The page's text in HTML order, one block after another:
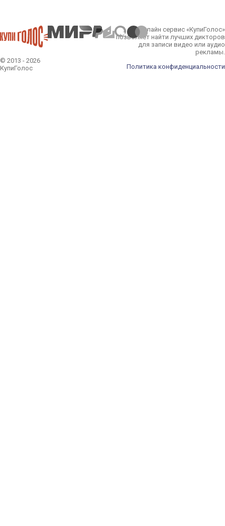
© 2013 - 2026
КупиГолос
Онлайн сервис «КупиГолос»
позволяет найти лучших дикторов
для записи видео или аудио
рекламы.
Политика конфиденциальности